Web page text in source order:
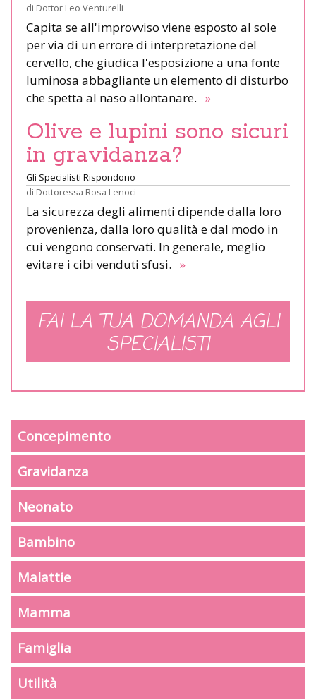
di Dottor Leo Venturelli
Capita se all'improvviso viene esposto al sole
per via di un errore di interpretazione del
cervello, che giudica l'esposizione a una fonte
luminosa abbagliante un elemento di disturbo
che spetta al naso allontanare. »
Olive e lupini sono sicuri
in gravidanza?
Gli Specialisti Rispondono
di Dottoressa Rosa Lenoci
La sicurezza degli alimenti dipende dalla loro
provenienza, dalla loro qualità e dal modo in
cui vengono conservati. In generale, meglio
evitare i cibi venduti sfusi. »
FAI LA TUA DOMANDA AGLI
SPECIALISTI
Concepimento
Gravidanza
Neonato
Bambino
Malattie
Mamma
Famiglia
Utilità